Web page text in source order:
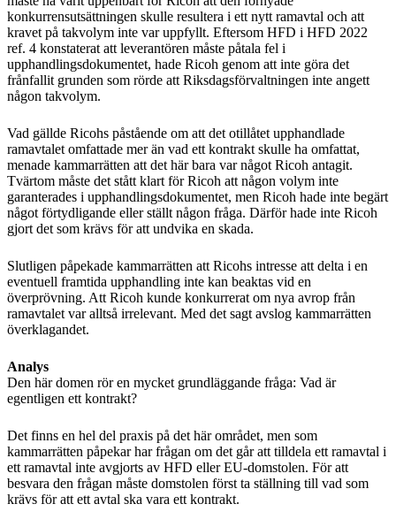
konkurrensutsättningen skulle resultera i ett nytt ramavtal och att
kravet på takvolym inte var uppfyllt. Eftersom HFD i HFD 2022
ref. 4 konstaterat att leverantören måste påtala fel i
upphandlingsdokumentet, hade Ricoh genom att inte göra det
frånfallit grunden som rörde att Riksdagsförvaltningen inte angett
någon takvolym.
Vad gällde Ricohs påstående om att det otillåtet upphandlade
ramavtalet omfattade mer än vad ett kontrakt skulle ha omfattat,
menade kammarrätten att det här bara var något Ricoh antagit.
Tvärtom måste det stått klart för Ricoh att någon volym inte
garanterades i upphandlingsdokumentet, men Ricoh hade inte begärt
något förtydligande eller ställt någon fråga. Därför hade inte Ricoh
gjort det som krävs för att undvika en skada.
Slutligen påpekade kammarrätten att Ricohs intresse att delta i en
eventuell framtida upphandling inte kan beaktas vid en
överprövning. Att Ricoh kunde konkurrerat om nya avrop från
ramavtalet var alltså irrelevant. Med det sagt avslog kammarrätten
överklagandet.
Analys
Den här domen rör en mycket grundläggande fråga: Vad är
egentligen ett kontrakt?
Det finns en hel del praxis på det här området, men som
kammarrätten påpekar har frågan om det går att tilldela ett ramavtal i
ett ramavtal inte avgjorts av HFD eller EU-domstolen. För att
besvara den frågan måste domstolen först ta ställning till vad som
krävs för att ett avtal ska vara ett kontrakt.